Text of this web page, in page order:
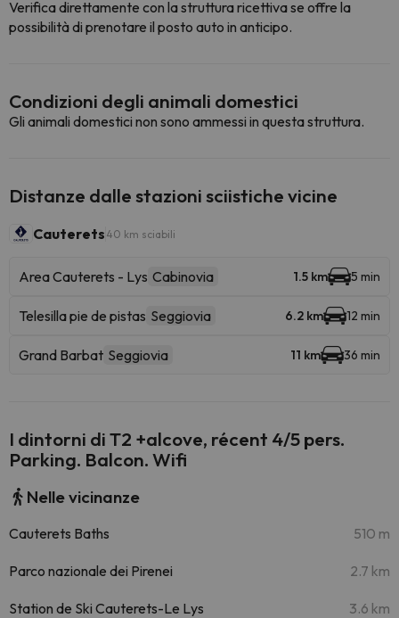
Verifica direttamente con la struttura ricettiva se offre la
possibilità di prenotare il posto auto in anticipo.
Condizioni degli animali domestici
Gli animali domestici non sono ammessi in questa struttura.
Distanze dalle stazioni sciistiche vicine
Cauterets 40 km sciabili
Area Cauterets - Lys Cabinovia 1.5 km 5 min
Telesilla pie de pistas Seggiovia 6.2 km 12 min
Grand Barbat Seggiovia 11 km 36 min
I dintorni di T2 +alcove, récent 4/5 pers.
Parking. Balcon. Wifi
Nelle vicinanze
Cauterets Baths 510 m
Parco nazionale dei Pirenei 2.7 km
Station de Ski Cauterets-Le Lys 3.6 km